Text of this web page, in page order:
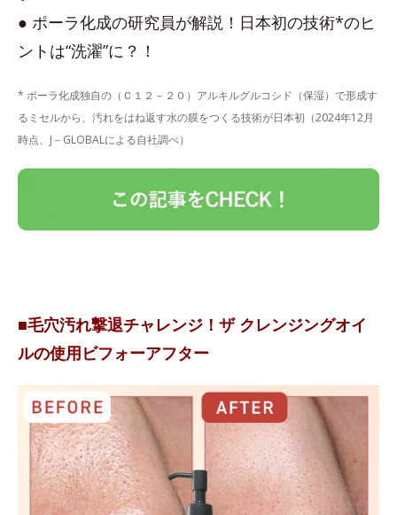
● ポーラ化成の研究員が解説！日本初の技術*のヒ
ントは“洗濯”に？！
* ポーラ化成独自の（Ｃ１２－２０）アルキルグルコシド（保湿）で形成す
るミセルから、汚れをはね返す水の膜をつくる技術が日本初（2024年12月
時点、J－GLOBALによる自社調べ）
■毛穴汚れ撃退チャレンジ！ザ クレンジングオイ
ルの使用ビフォーアフター